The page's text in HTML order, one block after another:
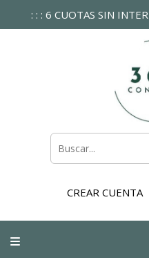
: : : 6 CUOTAS SIN
CREAR CUENTA